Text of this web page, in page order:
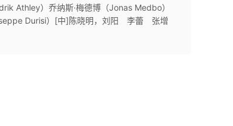
Athley）乔纳斯·梅德博（Jonas Medbo）
Durisi）[中]陈晓明，刘阳 李蕾 张增